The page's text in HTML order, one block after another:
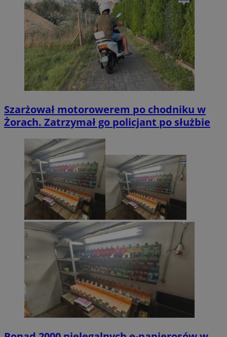
Szarżował motorowerem po chodniku w
Żorach. Zatrzymał go policjant po służbie